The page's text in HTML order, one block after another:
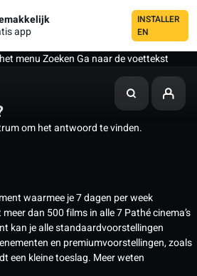
app
INSTALLER
EN
menuZoekenGa naar de voettekst
om het antwoord te vinden.
waarmee je 7 dagen per week
dan 500 films in alle 7 Pathé cinema’s
kan je alle standaardvoorstellingen
en premiumvoorstellingen, zoals
een kleine toeslag. Meer weten